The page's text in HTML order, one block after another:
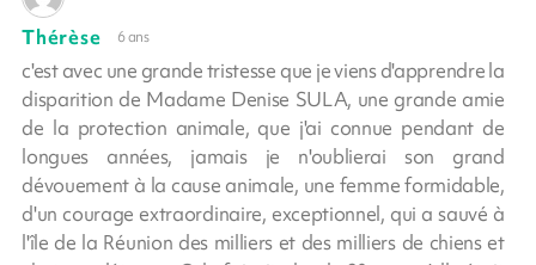
Thérèse 6 ans
c'est avec une grande tristesse que je viens d'apprendre la
disparition de Madame Denise SULA, une grande amie
de la protection animale, que j'ai connue pendant de
longues années, jamais je n'oublierai son grand
dévouement à la cause animale, une femme formidable,
d'un courage extraordinaire, exceptionnel, qui a sauvé à
l'île de la Réunion des milliers et des milliers de chiens et